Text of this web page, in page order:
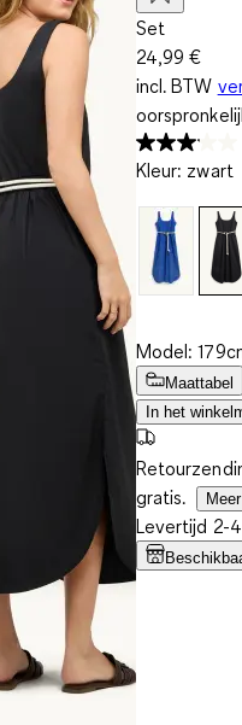
Set
24,99 €
incl. BTW
Kleur: zwart
Model:
Maattabel
In het
gratis.
Levertijd 2-